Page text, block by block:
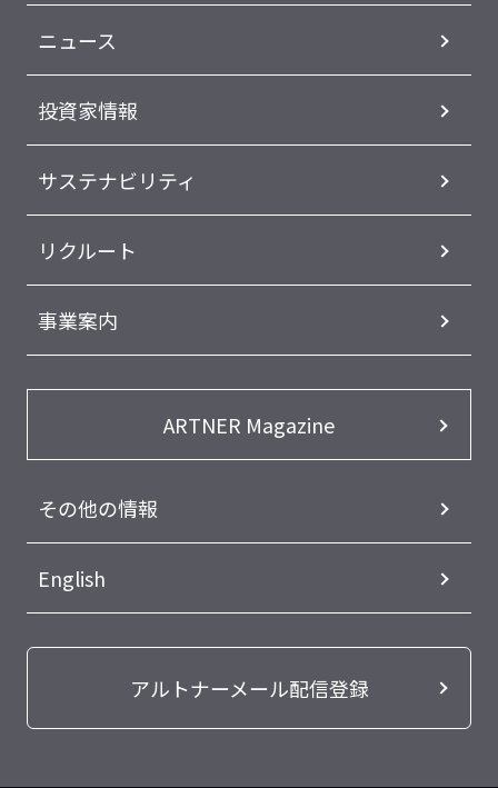
ニュース
投資家情報
サステナビリティ
リクルート
事業案内
ARTNER Magazine
その他の情報
English
アルトナーメール配信登録